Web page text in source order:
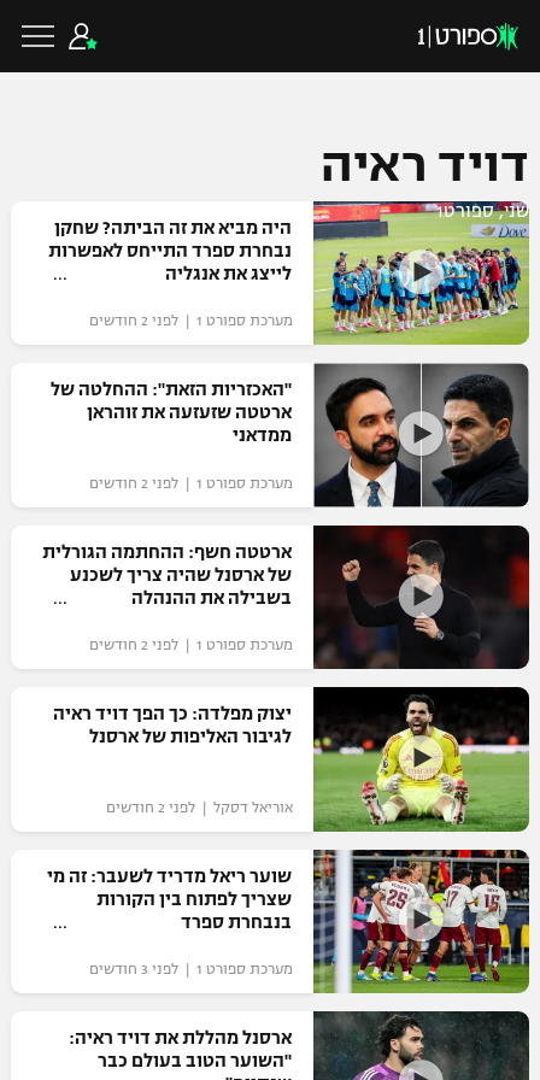
רץ ברשת
תוצאות
לוח שידורים
ברחבה
"מעל הליגה" – פודקאסט
כדורגל ישראלי
ליגת העל
ליגה לאומית
גביע הטוטו
ליגיונרים
גביע המדינה
נבחרת ישראל
מכבי חיפה
בית"ר ירושלים
מכבי תל אביב
הפועל תל אביב
הפועל חיפה
הפועל באר שבע
מכבי נתניה
בני יהודה
כדורגל עולמי
ליגת האלופות
ליגה אירופית
ליגה אנגלית
ליגה גרמנית
ליגה ספרדית
ליגה איטלקית
ליגה צרפתית
ליגה הולנדית
ליגה טורקית
ליגה סינית
ליגה ברזילאית
ליגות נוספות
כדורסל ישראלי
ליגת ווינר סל
ליגה לאומית
כדורסל נשים
מכבי תל אביב
הפועל ירושלים
דני אבדיה
כדורסל עולמי
NBA
יורוליג
יורוקאפ
ענפים נוספים
כדוריד
כדורעף
שחייה
אגרוף
ספורט אולימפי
UFC
היאבקות WWE
דויד ראיה
שני, ספורט1
היה מביא את זה הביתה? שחקן
נבחרת ספרד התייחס לאפשרות
לייצג את אנגליה
מערכת ספורט 1 | לפני 2 חודשים
"האכזריות הזאת": ההחלטה של
ארטטה שזעזעה את זוהראן
ממדאני
מערכת ספורט 1 | לפני 2 חודשים
ארטטה חשף: ההחתמה הגורלית
של ארסנל שהיה צריך לשכנע
בשבילה את ההנהלה
מערכת ספורט 1 | לפני 2 חודשים
יצוק מפלדה: כך הפך דויד ראיה
לגיבור האליפות של ארסנל
אוריאל דסקל | לפני 2 חודשים
שוער ריאל מדריד לשעבר: זה מי
שצריך לפתוח בין הקורות
בנבחרת ספרד
מערכת ספורט 1 | לפני 3 חודשים
ארסנל מהללת את דויד ראיה:
"השוער הטוב בעולם כבר